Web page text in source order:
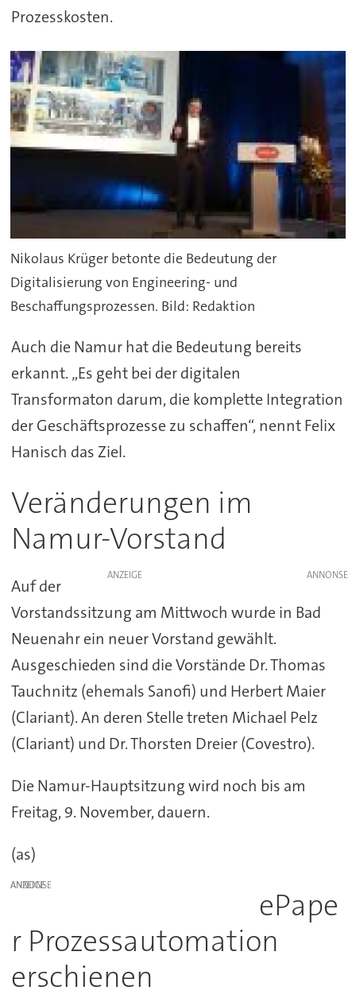
Prozesskosten.
Nikolaus Krüger betonte die Bedeutung der
Digitalisierung von Engineering- und
Beschaffungsprozessen. Bild: Redaktion
Auch die Namur hat die Bedeutung bereits
erkannt. „Es geht bei der digitalen
Transformaton darum, die komplette Integration
der Geschäftsprozesse zu schaffen“, nennt Felix
Hanisch das Ziel.
Veränderungen im
Namur-Vorstand
ANZEIGE
Auf der
Vorstandssitzung am Mittwoch wurde in Bad
Neuenahr ein neuer Vorstand gewählt.
Ausgeschieden sind die Vorstände Dr. Thomas
Tauchnitz (ehemals Sanofi) und Herbert Maier
(Clariant). An deren Stelle treten Michael Pelz
(Clariant) und Dr. Thorsten Dreier (Covestro).
Die Namur-Hauptsitzung wird noch bis am
Freitag, 9. November, dauern.
(as)
ANZEIGE
ePape
r Prozessautomation
erschienen